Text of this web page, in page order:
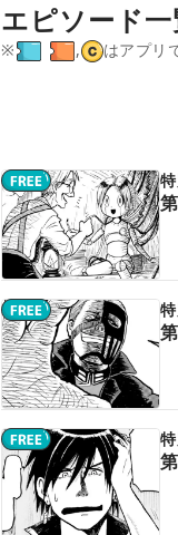
エピソード一
※ , はアプリ